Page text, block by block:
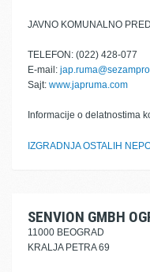
JAVNO KOMUNALNO
TELEFON: (022) 428-077
E-mail:
Sajt: www.japruma.com
Informacije o delatnostima
IZGRADNJA OSTALIH
SENVION GMBH
11000 BEOGRAD
KRALJA PETRA 69